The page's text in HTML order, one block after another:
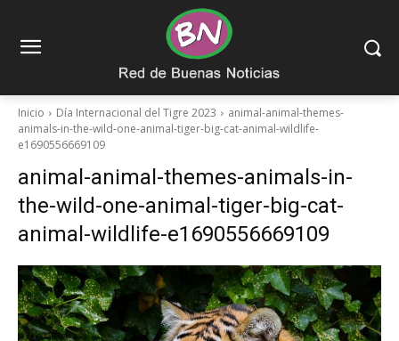
Inicio Día Internacional del Tigre 2023
animal-animal-themes-
animals-in-the-wild-one-animal-tiger-big-cat-animal-wildlife-
e1690556669109
animal-animal-themes-animals-in-
the-wild-one-animal-tiger-big-cat-
animal-wildlife-e1690556669109